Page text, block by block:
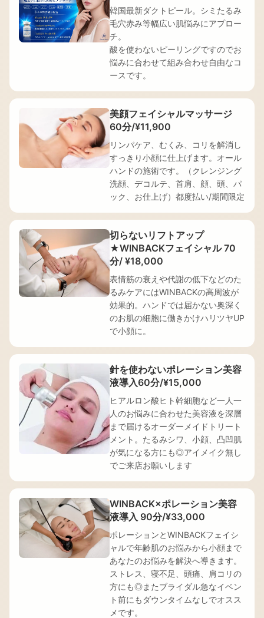
韓国最新ダクトピール。シミたるみ
毛穴赤み等幅広い肌悩みにアプロー
チ。
酸を使わないピーリングですのでお
悩みに合わせて組み合わせ自由なコ
ースです。
美顔フェイシャルマッサージ
60分/¥11,900
リンパケア、むくみ、コリを解消し
すっきり小顔に仕上げます。オール
ハンドの施術です。（クレンジング
洗顔、デコルテ、首肩、顔、頭、パ
ック、お仕上げ）都度払い/期間限定
切らないリフトアップ
★WINBACKフェイシャル 70
分/ ¥18,000
表情筋の衰えや代謝の低下などのた
るみケアにはWINBACKの高周波が
効果的。ハンドでは届かない奥深く
のお肌の細胞に働きかけハリツヤUP
で小顔に。
針を使わないポレーション美容
液導入60分/¥15,000
ヒアルロン酸ヒト幹細胞など一人一
人のお悩みに合わせた美容液を深層
まで届けるオーダーメイドトリート
メント。たるみシワ、小顔、凸凹肌
が気になる方にも◎アイメイク無し
でご来店お願いします
WINBACK×ポレーション美容
液導入 90分/¥33,000
ポレーションとWINBACKフェイシ
ャルで年齢肌のお悩みから小顔まで
あなたのお悩みを解決へ導きます。
ストレス、寝不足、頭痛、肩コリの
方にも◎またブライダル急なイベン
ト前にもダウンタイムなしでオスス
メです。